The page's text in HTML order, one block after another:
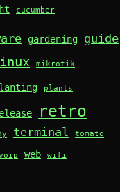
cucumber
gardening guide
mikrotik
plants
retro
terminal tomato
web wifi